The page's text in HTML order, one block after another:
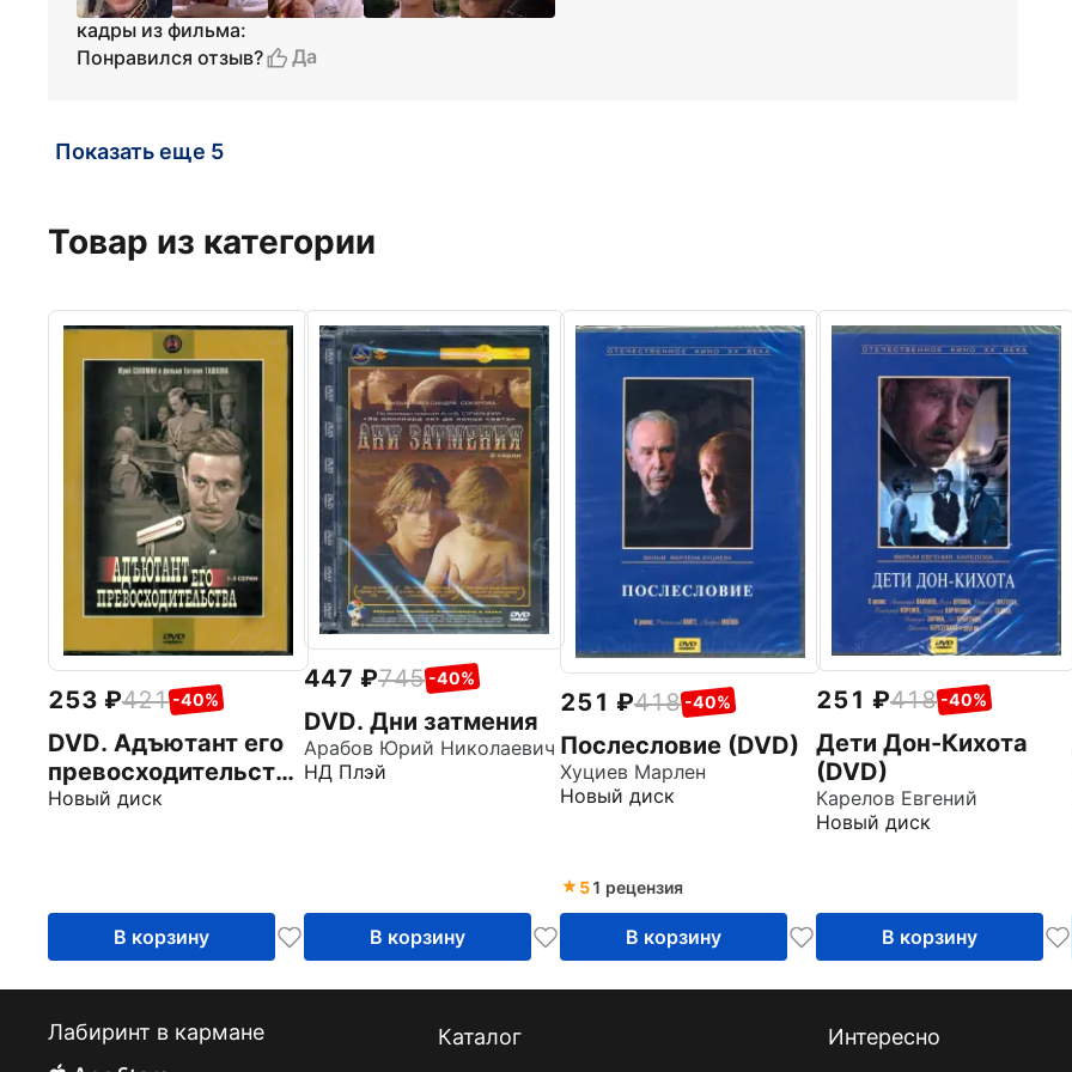
кадры из фильма:
Понравился отзыв?
Да
Показать еще 5
Товар из категории
253 421 -40%
DVD. Адъютант его
превосходительства
1-3
Новый диск
В корзину
447 745 -40%
DVD. Дни затмения
Арабов Юрий Николаевич
НД Плэй
В корзину
251 418 -40%
Послесловие (DVD)
Хуциев Марлен
Новый диск
51 рецензия
В корзину
251 418 -40%
Дети Дон-Кихота
(DVD)
Карелов Евгений
Новый диск
В корзину
Лабиринт в кармане
Каталог
Интересно